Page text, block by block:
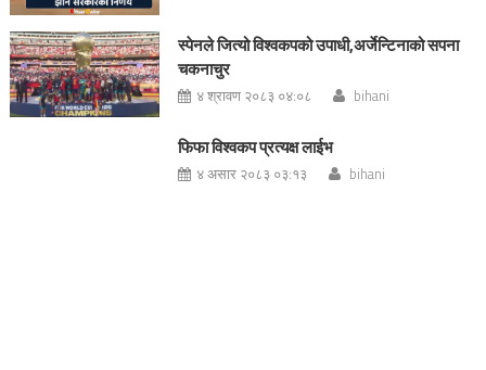
स्पेनले जित्यो विश्वकपको उपाधी,अर्जेन्टिनाको सपना
चकनाचुर
४ श्रावण २०८३ ०४:०८ bihani
फिफा विश्वकप प्रत्यक्ष लाईभ
४ असार २०८३ ०३:१३ bihani